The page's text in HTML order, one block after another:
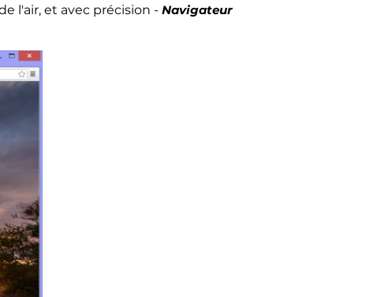
l'air, et avec précision - Navigateur